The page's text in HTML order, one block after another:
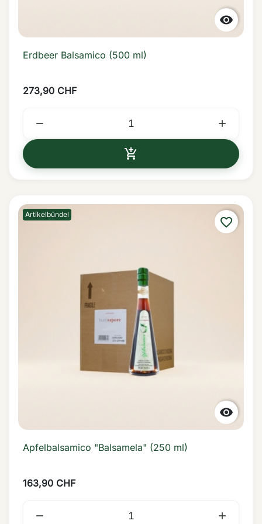

Erdbeer Balsamico (500 ml)
273,90 CHF
 

Artikelbündel

favorite_border
Apfelbalsamico "Balsamela" (250 ml)
163,90 CHF
 